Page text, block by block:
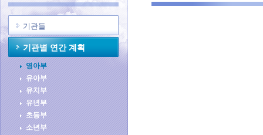
기관들
기관별 연간 계획
영아부
유아부
유치부
유년부
초등부
소년부